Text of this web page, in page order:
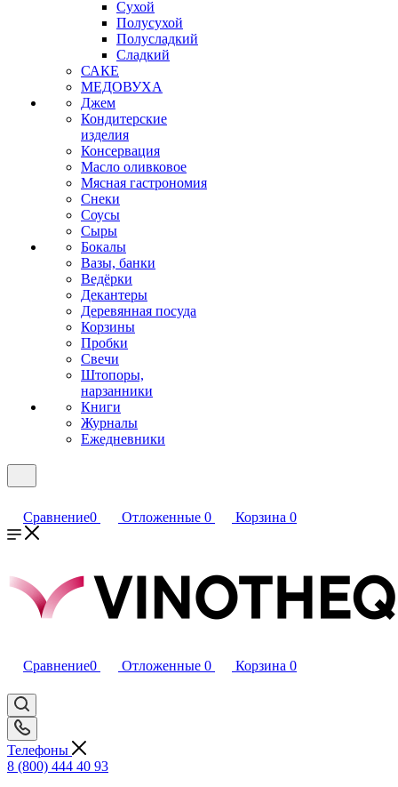
Сухой
Полусухой
Полусладкий
Сладкий
САКЕ
МЕДОВУХА
Джем
Кондитерские
изделия
Консервация
Масло оливковое
Мясная гастрономия
Снеки
Соусы
Сыры
Бокалы
Вазы, банки
Ведёрки
Декантеры
Деревянная посуда
Корзины
Пробки
Свечи
Штопоры,
нарзанники
Книги
Журналы
Ежедневники
Сравнение0 Отложенные 0 Корзина 0
Сравнение0 Отложенные 0 Корзина 0
Телефоны
8 (800) 444 40 93